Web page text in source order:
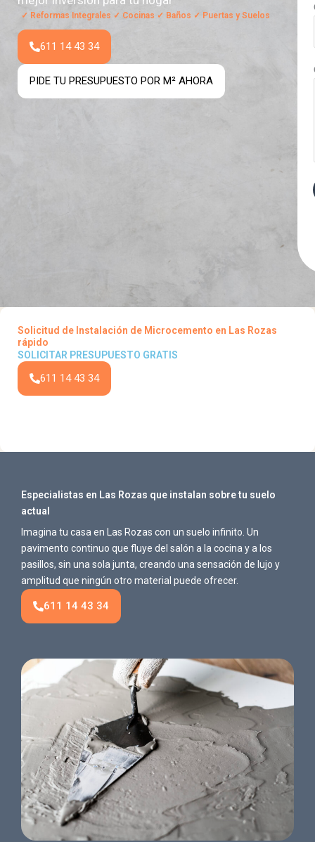
✓ Reformas Integrales ✓ Cocinas ✓ Baños ✓ Puertas y Suelos
611 14 43 34
PIDE TU PRESUPUESTO POR M² AHORA
Solicitud de Instalación de Microcemento en Las Rozas
rápido
SOLICITAR PRESUPUESTO GRATIS
611 14 43 34
Especialistas en Las Rozas que instalan sobre tu suelo
actual
Imagina tu casa en Las Rozas con un suelo infinito. Un
pavimento continuo que fluye del salón a la cocina y a los
pasillos, sin una sola junta, creando una sensación de lujo y
amplitud que ningún otro material puede ofrecer.
611 14 43 34